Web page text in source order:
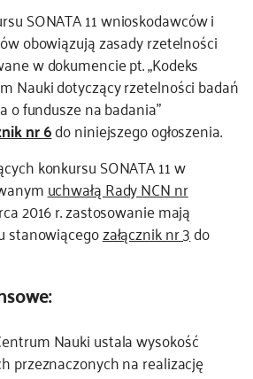
SONATA 11 wnioskodawców i
obowiązują zasady rzetelności
w dokumencie pt. „Kodeks
Nauki dotyczący rzetelności badań
o fundusze na badania”
nr 6do niniejszego ogłoszenia.
konkursu SONATA 11 w
uchwałą Rady NCN nr
2016 r. zastosowanie mają
stanowiącegozałącznik nr 3do
Nauki ustala wysokość
przeznaczonych na realizację